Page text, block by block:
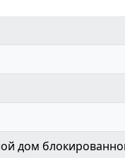
дом